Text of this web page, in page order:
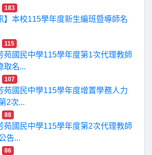
183
】本校115學年度新生編班暨導師名
115
苑國民中學115學年度第1次代理教師
取名...
107
苑國民中學115學年度增置學務人力
2次...
88
苑國民中學115學年度第2次代理教師
告...
86